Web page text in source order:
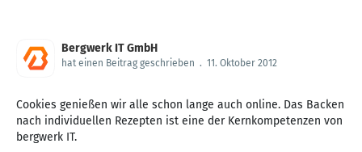
Bergwerk IT GmbH
hat einen Beitrag geschrieben . 11. Oktober 2012
Cookies genießen wir alle schon lange auch online. Das Backen
nach individuellen Rezepten ist eine der Kernkompetenzen von
bergwerk IT.